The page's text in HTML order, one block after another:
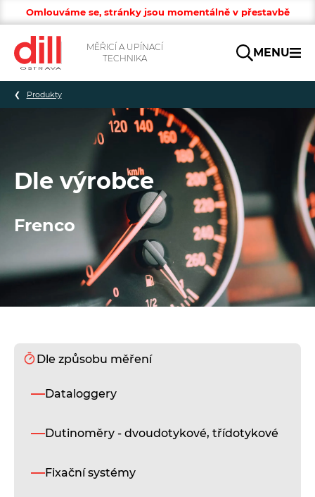
Omlouváme se, stránky jsou momentálně v přestavbě
MĚŘICÍ A UPÍNACÍ
TECHNIKA
Hledat
MENU
Produkty
Dle výrobce
Frenco
Dle způsobu měření
Dataloggery
Dutinoměry - dvoudotykové, třídotykové
Fixační systémy